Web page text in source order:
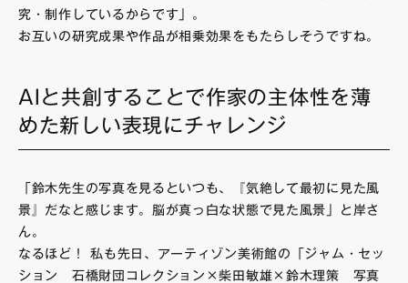
究・制作しているからです」。
お互いの研究成果や作品が相乗効果をもたらしそうですね。
AIと共創することで作家の主体性を薄
めた新しい表現にチャレンジ
「鈴木先生の写真を見るといつも、『気絶して最初に見た風
景』だなと感じます。脳が真っ白な状態で見た風景」と岸さ
ん。
なるほど！ 私も先日、アーティゾン美術館の「ジャム・セッ
ション 石橋財団コレクション×柴田敏雄×鈴木理策 写真